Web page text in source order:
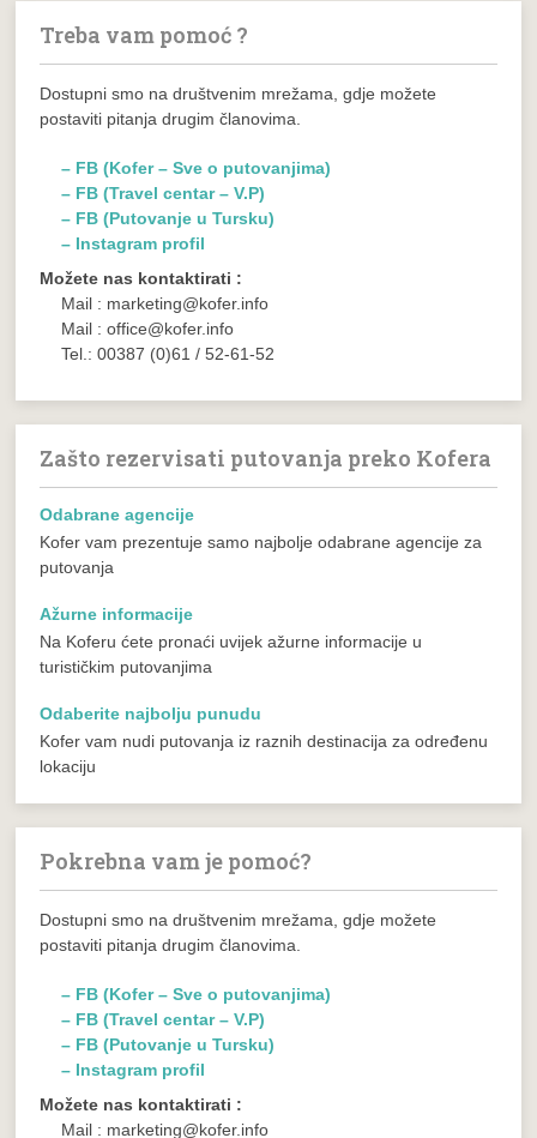
Treba vam pomoć ?
Dostupni smo na društvenim mrežama, gdje možete
postaviti pitanja drugim članovima.
– FB (Kofer – Sve o putovanjima)
– FB (Travel centar – V.P)
– FB (Putovanje u Tursku)
– Instagram profil
Možete nas kontaktirati :
Mail : marketing@kofer.info
Mail : office@kofer.info
Tel.: 00387 (0)61 / 52-61-52
Zašto rezervisati putovanja preko Kofera
Odabrane agencije
Kofer vam prezentuje samo najbolje odabrane agencije za
putovanja
Ažurne informacije
Na Koferu ćete pronaći uvijek ažurne informacije u
turističkim putovanjima
Odaberite najbolju punudu
Kofer vam nudi putovanja iz raznih destinacija za određenu
lokaciju
Pokrebna vam je pomoć?
Dostupni smo na društvenim mrežama, gdje možete
postaviti pitanja drugim članovima.
– FB (Kofer – Sve o putovanjima)
– FB (Travel centar – V.P)
– FB (Putovanje u Tursku)
– Instagram profil
Možete nas kontaktirati :
Mail : marketing@kofer.info